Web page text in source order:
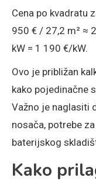
Cena po kvadratu
950 € / 27,2 m² ≈
kW = 1 190 €/kW.
Ovo je približan
kako pojedinačne
Važno je naglasiti
nosača, potrebe
baterijskog
Kako